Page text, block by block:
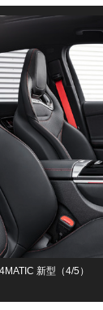
新型（4/5）